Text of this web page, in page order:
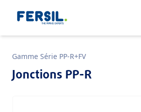
Gamme Série PP-R+FV
Jonctions PP-R